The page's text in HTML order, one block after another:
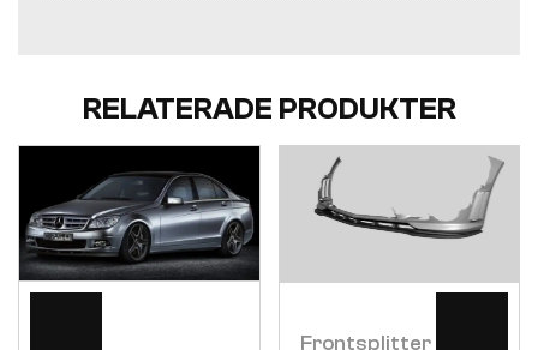
RELATERADE PRODUKTER
Frontsplitter